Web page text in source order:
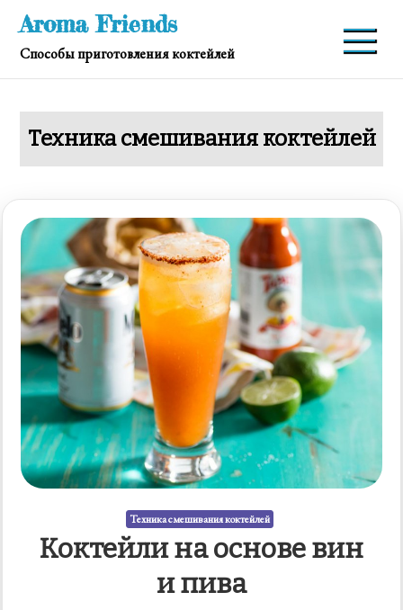
Перейти
содержимому
Aroma Friends
Способы приготовления коктейлей
Техника смешивания коктейлей
Техника смешивания коктейлей
Коктейли на основе вин
и пива